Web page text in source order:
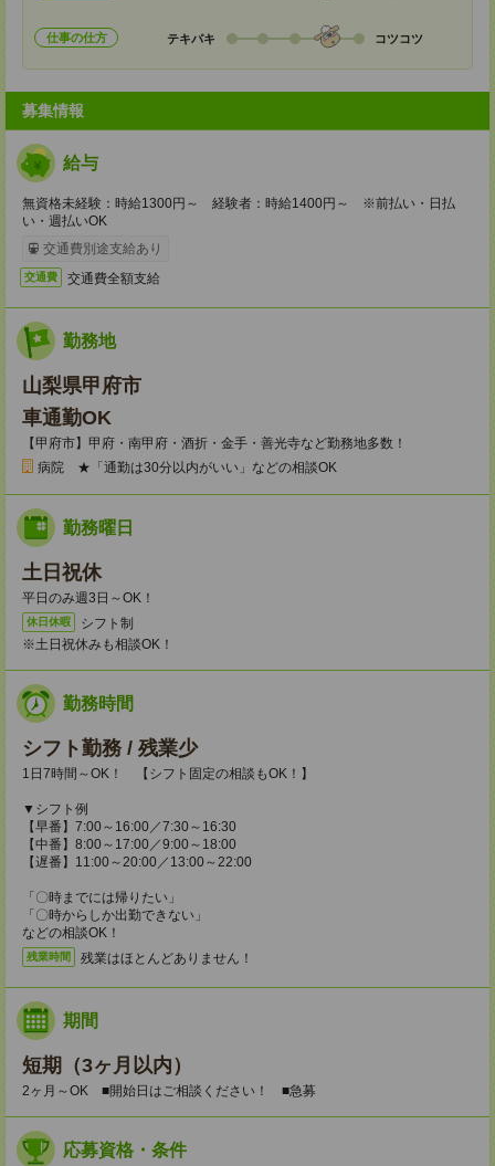
仕事の仕方 テキパキ コツコツ
募集情報
給与
無資格未経験：時給1300円～ 経験者：時給1400円～ ※前払い・日払
い・週払いOK
交通費別途支給あり
交通費 交通費全額支給
勤務地
山梨県甲府市
車通勤OK
【甲府市】甲府・南甲府・酒折・金手・善光寺など勤務地多数！
病院 ★「通勤は30分以内がいい」などの相談OK
勤務曜日
土日祝休
平日のみ週3日～OK！
休日休暇
シフト制
※土日祝休みも相談OK！
勤務時間
シフト勤務 / 残業少
1日7時間～OK！ 【シフト固定の相談もOK！】
▼シフト例
【早番】7:00～16:00／7:30～16:30
【中番】8:00～17:00／9:00～18:00
【遅番】11:00～20:00／13:00～22:00
「〇時までには帰りたい」
「〇時からしか出勤できない」
などの相談OK！
残業時間 残業はほとんどありません！
期間
短期（3ヶ月以内）
2ヶ月～OK ■開始日はご相談ください！ ■急募
応募資格・条件